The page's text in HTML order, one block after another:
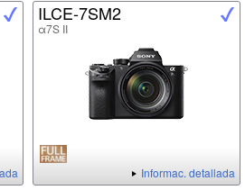
ILCE-7SM2
α7S II
Informac. detallada